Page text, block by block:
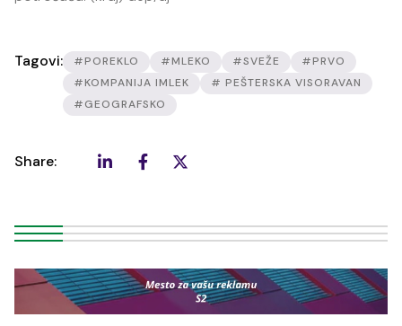
Tagovi: #POREKLO #MLEKO #SVEŽE
#PRVO
#KOMPANIJA IMLEK
# PEŠTERSKA VISORAVAN
#GEOGRAFSKO
Share: